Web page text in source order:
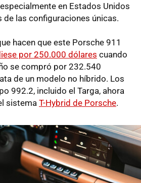
en Estados Unidos
de las configuraciones únicas.
hacen que este Porsche 911
por 250.000 dólares cuando
se compró por 232.540
de un modelo no híbrido. Los
992.2, incluido el Targa, ahora
sistema T-Hybrid de Porsche.